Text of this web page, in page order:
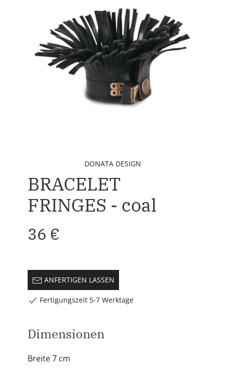
DONATA DESIGN
BRACELET
FRINGES - coal
36 €
ANFERTIGEN LASSEN
Fertigungszeit 5-7 Werktage
Dimensionen
Breite 7 cm